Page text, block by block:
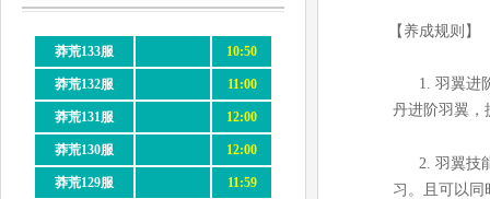
莽荒133服 10:50
莽荒132服 11:00
莽荒131服 12:00
莽荒130服 12:00
莽荒129服 11:59
【养成规则】
1. 羽翼进
丹进阶羽翼，
2. 羽翼技
习。且可以同